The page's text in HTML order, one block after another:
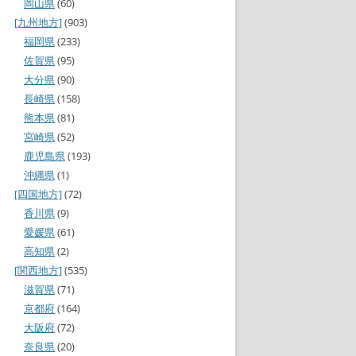
岡山県(60)
[九州地方](903)
福岡県(233)
佐賀県(95)
大分県(90)
長崎県(158)
熊本県(81)
宮崎県(52)
鹿児島県(193)
沖縄県(1)
[四国地方](72)
香川県(9)
愛媛県(61)
高知県(2)
[関西地方](535)
滋賀県(71)
京都府(164)
大阪府(72)
奈良県(20)